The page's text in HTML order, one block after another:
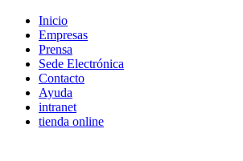
Inicio
Empresas
Prensa
Sede Electrónica
Contacto
Ayuda
intranet
tienda online